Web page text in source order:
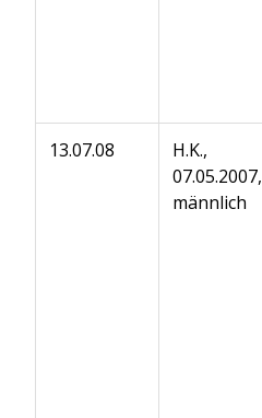
13.07.08
H.K.,
07.05.2007,
männlich